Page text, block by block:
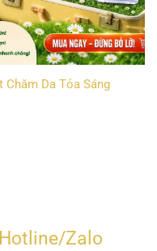
Chăm Da Tỏa Sáng
Zalo